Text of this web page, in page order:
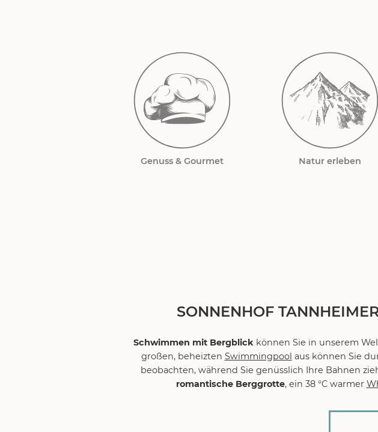
Genuss & Gourmet Natur erleben
SONNENHOF
Schwimmen mit Bergblick können Sie in unserem
großen, beheizten Swimmingpool aus können Sie
beobachten, während Sie genüsslich Ihre Bahnen
romantische Berggrotte, ein 38 °C warmer